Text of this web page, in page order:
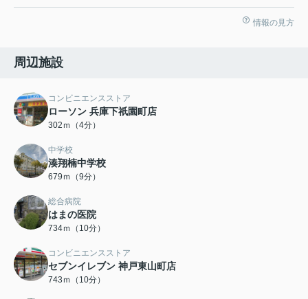
情報の見方
周辺施設
コンビニエンスストア
ローソン 兵庫下祇園町店
302ｍ（4分）
中学校
湊翔楠中学校
679ｍ（9分）
総合病院
はまの医院
734ｍ（10分）
コンビニエンスストア
セブンイレブン 神戸東山町店
743ｍ（10分）